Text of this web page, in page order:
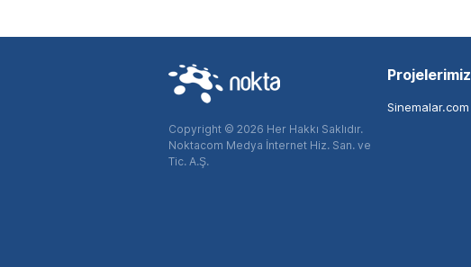
Copyright © 2026 Her Hakkı Saklıdır.
Noktacom Medya İnternet Hiz. San. ve
Tic. A.Ş.
Projelerimiz
Sinemalar.com